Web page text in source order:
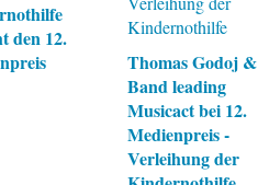
den 12.
Thomas Godoj &
Band leading
Musicact bei 12.
Medienpreis -
Verleihung der